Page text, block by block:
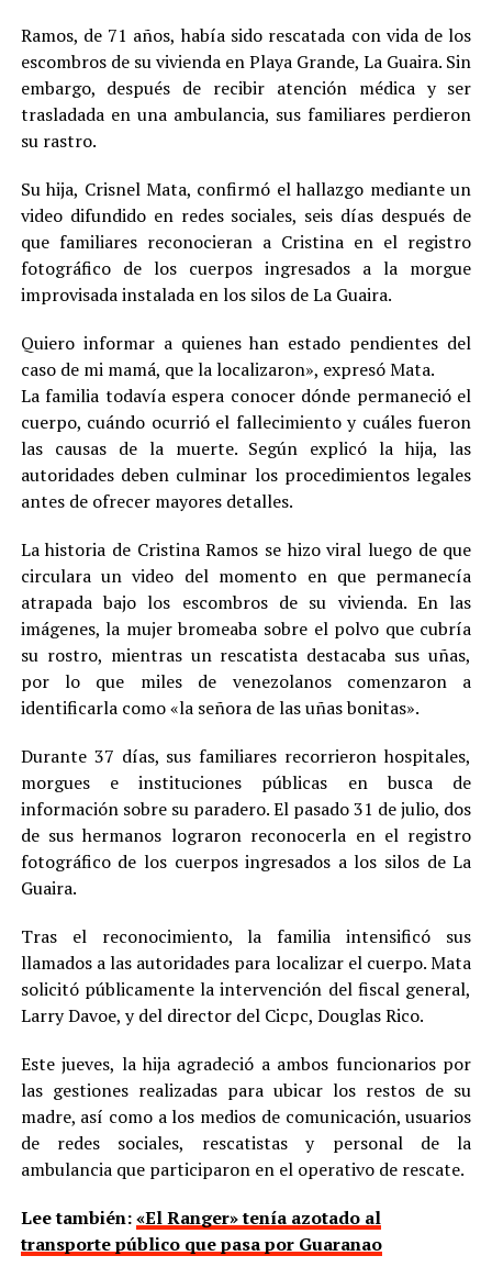
Ramos, de 71 años, había sido rescatada con vida de los
escombros de su vivienda en Playa Grande, La Guaira. Sin
embargo, después de recibir atención médica y ser
trasladada en una ambulancia, sus familiares perdieron
su rastro.
Su hija, Crisnel Mata, confirmó el hallazgo mediante un
video difundido en redes sociales, seis días después de
que familiares reconocieran a Cristina en el registro
fotográfico de los cuerpos ingresados a la morgue
improvisada instalada en los silos de La Guaira.
Quiero informar a quienes han estado pendientes del
caso de mi mamá, que la localizaron», expresó Mata.
La familia todavía espera conocer dónde permaneció el
cuerpo, cuándo ocurrió el fallecimiento y cuáles fueron
las causas de la muerte. Según explicó la hija, las
autoridades deben culminar los procedimientos legales
antes de ofrecer mayores detalles.
La historia de Cristina Ramos se hizo viral luego de que
circulara un video del momento en que permanecía
atrapada bajo los escombros de su vivienda. En las
imágenes, la mujer bromeaba sobre el polvo que cubría
su rostro, mientras un rescatista destacaba sus uñas,
por lo que miles de venezolanos comenzaron a
identificarla como «la señora de las uñas bonitas».
Durante 37 días, sus familiares recorrieron hospitales,
morgues e instituciones públicas en busca de
información sobre su paradero. El pasado 31 de julio, dos
de sus hermanos lograron reconocerla en el registro
fotográfico de los cuerpos ingresados a los silos de La
Guaira.
Tras el reconocimiento, la familia intensificó sus
llamados a las autoridades para localizar el cuerpo. Mata
solicitó públicamente la intervención del fiscal general,
Larry Davoe, y del director del Cicpc, Douglas Rico.
Este jueves, la hija agradeció a ambos funcionarios por
las gestiones realizadas para ubicar los restos de su
madre, así como a los medios de comunicación, usuarios
de redes sociales, rescatistas y personal de la
ambulancia que participaron en el operativo de rescate.
Lee también:«El Ranger» tenía azotado al
transporte público que pasa por Guaranao